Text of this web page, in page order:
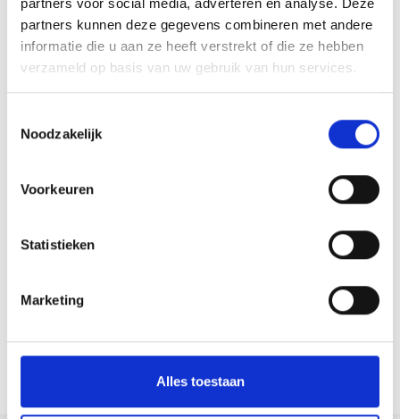
partners kunnen deze gegevens combineren met andere
informatie die u aan ze heeft verstrekt of die ze hebben
verzameld op basis van uw gebruik van hun services.
Noodzakelijk
Voorkeuren
Statistieken
Marketing
Alles toestaan
Staedtler
Potloden (bevat 3 potloden, gum en potloodpunten)
Steenlak(link komt later)
Andere producten om mee te schilderen en tekenen kun jehier
bekijken